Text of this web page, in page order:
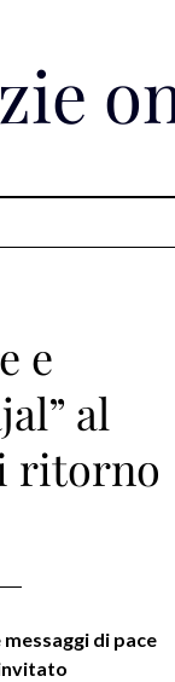
e
al
ritorno
di pace